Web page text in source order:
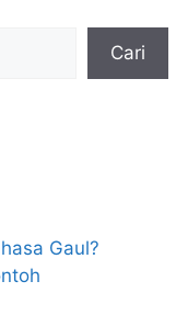
Cari
Gaul?